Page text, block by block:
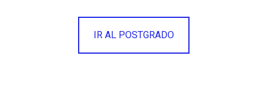
IR AL POSTGRADO